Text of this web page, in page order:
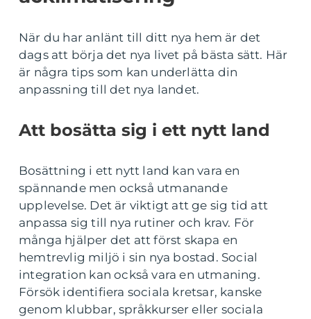
När du har anlänt till ditt nya hem är det
dags att börja det nya livet på bästa sätt. Här
är några tips som kan underlätta din
anpassning till det nya landet.
Att bosätta sig i ett nytt land
Bosättning i ett nytt land kan vara en
spännande men också utmanande
upplevelse. Det är viktigt att ge sig tid att
anpassa sig till nya rutiner och krav. För
många hjälper det att först skapa en
hemtrevlig miljö i sin nya bostad. Social
integration kan också vara en utmaning.
Försök identifiera sociala kretsar, kanske
genom klubbar, språkkurser eller sociala